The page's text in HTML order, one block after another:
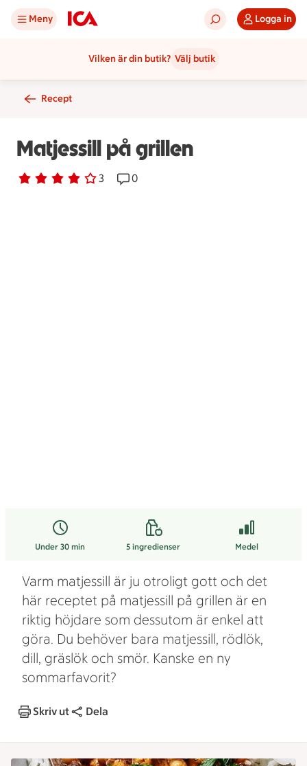
Meny Logga in
Vilken är din butik? Välj butik
Recept
Matjessill på grillen
Betyg 4 av 5. 3
3 personer har röstatReceptet har 0 kommentarer
0
Under 30 min 5ingredienser Medel
Varm matjessill är ju otroligt gott och det
här receptet på matjessill på grillen är en
riktig höjdare som dessutom är enkel att
göra. Du behöver bara matjessill, rödlök,
dill, gräslök och smör. Kanske en ny
sommarfavorit?
Skriv ut Dela